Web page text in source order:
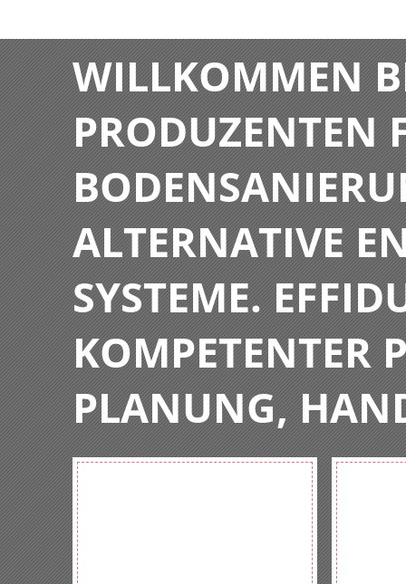
WILLKOMMEN
PRODUZENTEN
ALTERNATIVE
SYSTEME.
KOMPETENTER
PLANUNG,